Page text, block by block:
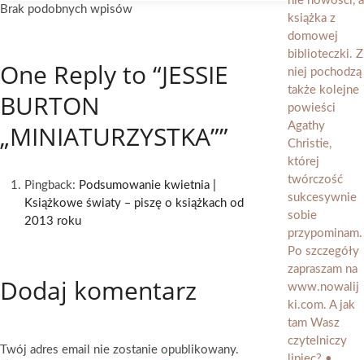
Brak podobnych wpisów
One Reply to “JESSIE
BURTON
„MINIATURZYSTKA””
Pingback: Podsumowanie kwietnia |
Książkowe światy ‒ piszę o książkach od
2013 roku
Dodaj komentarz
Twój adres email nie zostanie opublikowany.